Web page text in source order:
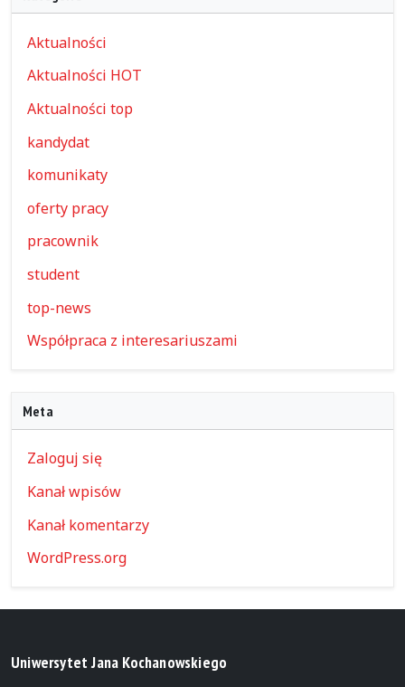
Aktualności
Aktualności HOT
Aktualności top
kandydat
komunikaty
oferty pracy
pracownik
student
top-news
Współpraca z interesariuszami
Meta
Zaloguj się
Kanał wpisów
Kanał komentarzy
WordPress.org
Uniwersytet Jana Kochanowskiego